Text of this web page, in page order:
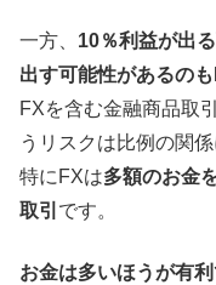
一方、 10％利益が出
出す可能性があるの
FXを含む金融商品取
うリスクは比例の関係
特にFXは多額のお金
取引 です。
お金は多いほうが有